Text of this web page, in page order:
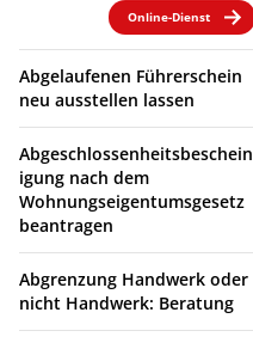
Online-Dienst
Abgelaufenen Führerschein
neu ausstellen lassen
Abgeschlossenheitsbeschein
igung nach dem
Wohnungseigentumsgesetz
beantragen
Abgrenzung Handwerk oder
nicht Handwerk: Beratung